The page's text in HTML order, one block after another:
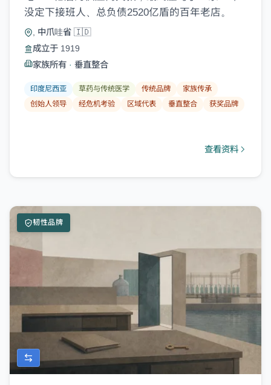
没定下接班人、总负债2520亿盾的百年老店。
, 中爪哇省 🇮🇩
成立于 1919
家族所有 · 垂直整合
印度尼西亚 草药与传统医学 传统品牌
家族传承
创始人领导
经危机考验 区域代表 垂直整合 获奖品牌
查看资料
韧性品牌